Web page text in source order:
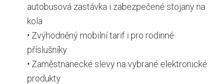
autobusová zastávka i zabezpečené stojany na
kola
• Zvýhodněný mobilní tarif i pro rodinné
příslušníky
• Zaměstnanecké slevy na vybrané elektronické
produkty